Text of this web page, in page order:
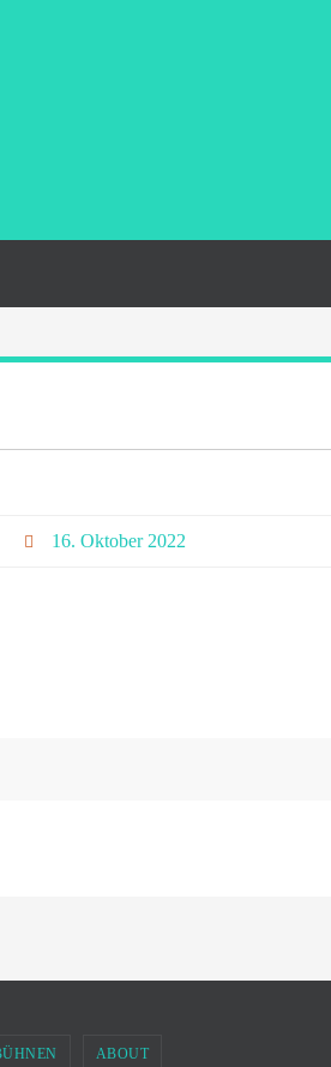
16. Oktober 2022
ABOUT